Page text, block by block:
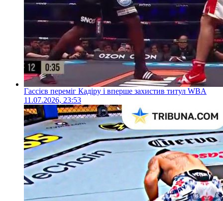
Гассієв переміг Кадіру і вперше захистив титул WBA
11.07.2026, 23:53